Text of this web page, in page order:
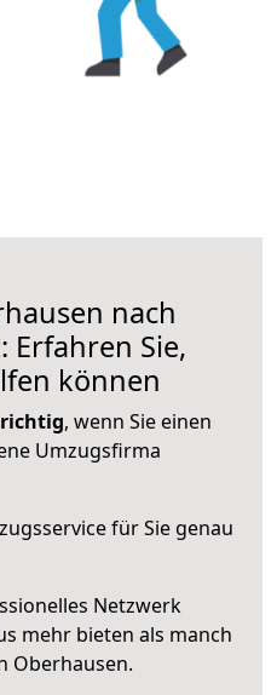
nach
Erfahren Sie,
können
richtig, wenn Sie einen
Umzugsfirma
für Sie genau
Netzwerk
mehr bieten als manch
Oberhausen.